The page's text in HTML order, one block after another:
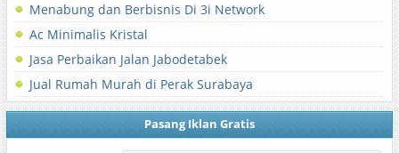
Menabung dan Berbisnis Di 3i Network
Ac Minimalis Kristal
Jasa Perbaikan Jalan Jabodetabek
Jual Rumah Murah di Perak Surabaya
Pasang Iklan Gratis